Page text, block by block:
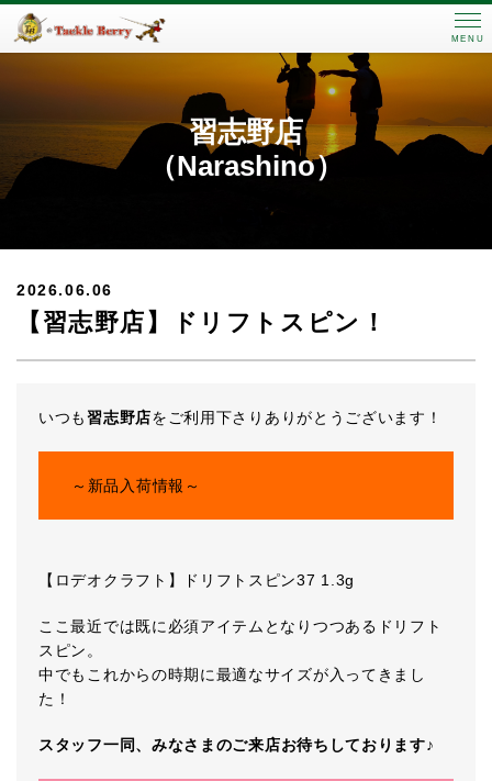
MENU
習志野店
（Narashino）
2026.06.06
【習志野店】ドリフトスピン！
いつも習志野店をご利用下さりありがとうございます！
～新品入荷情報～
【ロデオクラフト】ドリフトスピン37 1.3g
ここ最近では既に必須アイテムとなりつつあるドリフト
スピン。
中でもこれからの時期に最適なサイズが入ってきまし
た！
スタッフ一同、みなさまのご来店お待ちしております♪